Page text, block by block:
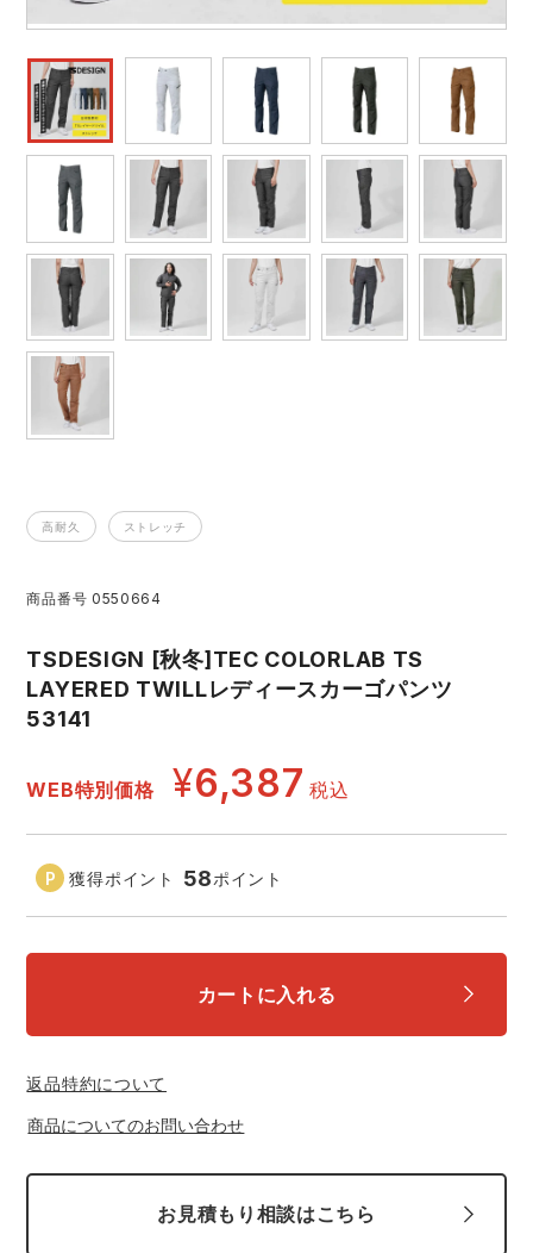
作業用ポロシャツ
安全保護具
レインウェア・カッパ
ヤッケ
作業用小物・アクセサリー
鞄・バッグ
つなぎ
ファン付き作業着・空調服
電熱ウェア・ヒートウェア
刺繍・プリント加工対象商品
作業用ポロシャツランキング
作業用手袋ランキング
レインウェアランキング
アイズフロンティア ランキング
TSDESIGN ランキング
コーコス ランキング
作業着
防寒
カジュアル
GUSH FORCE
GDジャパン カーシーカシマ
シンメン
ハイパーV 丸五
ムービンカット
ニオイクリア
アタックベース サンエス
中塚被服
スターライト工業 東洋物産工業
弘進ゴム
運送・倉庫作業服
清掃・ビルメンテ作業服
夜間・高視認性安全服
医療白衣・介護服
高耐久 ストレッチ
商品番号 0550664
TSDESIGN [秋冬]TEC COLORLAB TS
LAYERED TWILLレディースカーゴパンツ
53141
WEB特別価格 ¥6,387 税込
獲得ポイント 58ポイント
カートに入れる
返品特約について
商品についてのお問い合わせ
お見積もり相談はこちら